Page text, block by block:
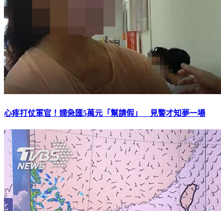
心疼打仗軍官！婦急匯5萬元「幫請假」 見警才知夢一場